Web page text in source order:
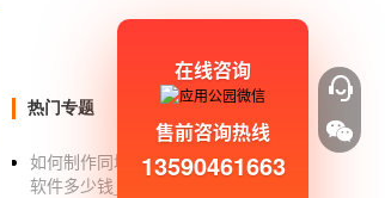
的成本很高。开发的周期也比较长，不建议不
2.代理第三方平台，选择这种方式进行外卖
代理其他'外卖平台有自来水抽水点，
3.购买成熟解决方案方案。市面上有很多软
时也需要谨慎。不是所有的服务商都能给我
热门专题
如何制作同城App_制作一个同城app
软件多少钱_开发公司
在线咨询
售前咨询热线
13590461663